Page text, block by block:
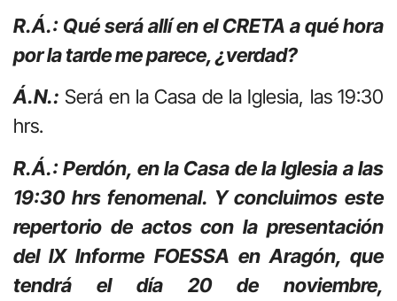
R.Á.: Qué será allí en el CRETA a qué hora
por la tarde me parece, ¿verdad?
Á.N.: Será en la Casa de la Iglesia, las 19:30
hrs.
R.Á.: Perdón, en la Casa de la Iglesia a las
19:30 hrs fenomenal. Y concluimos este
repertorio de actos con la presentación
del IX Informe FOESSA en Aragón, que
tendrá el día 20 de noviembre,